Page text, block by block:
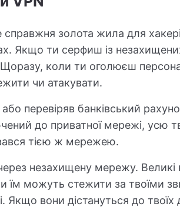
золота жила для
Якщо ти серфиш із
коли ти оголюєш
чи атакувати.
перевіряв банківський
до приватної мережі, усю
тією ж мережею.
незахищену мережу. Великі
їм можуть стежити за твоїми
вони дістануться до